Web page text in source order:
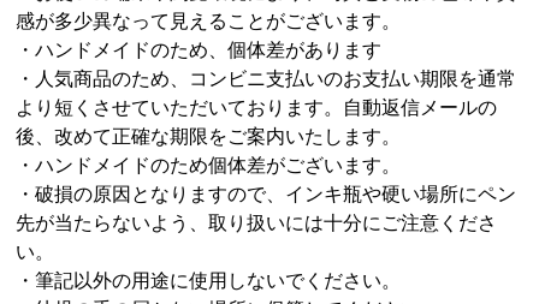
感が多少異なって見えることがございます。
・ハンドメイドのため、個体差があります
・人気商品のため、コンビニ支払いのお支払い期限を通常
より短くさせていただいております。自動返信メールの
後、改めて正確な期限をご案内いたします。
・ハンドメイドのため個体差がございます。
・破損の原因となりますので、インキ瓶や硬い場所にペン
先が当たらないよう、取り扱いには十分にご注意くださ
い。
・筆記以外の用途に使用しないでください。